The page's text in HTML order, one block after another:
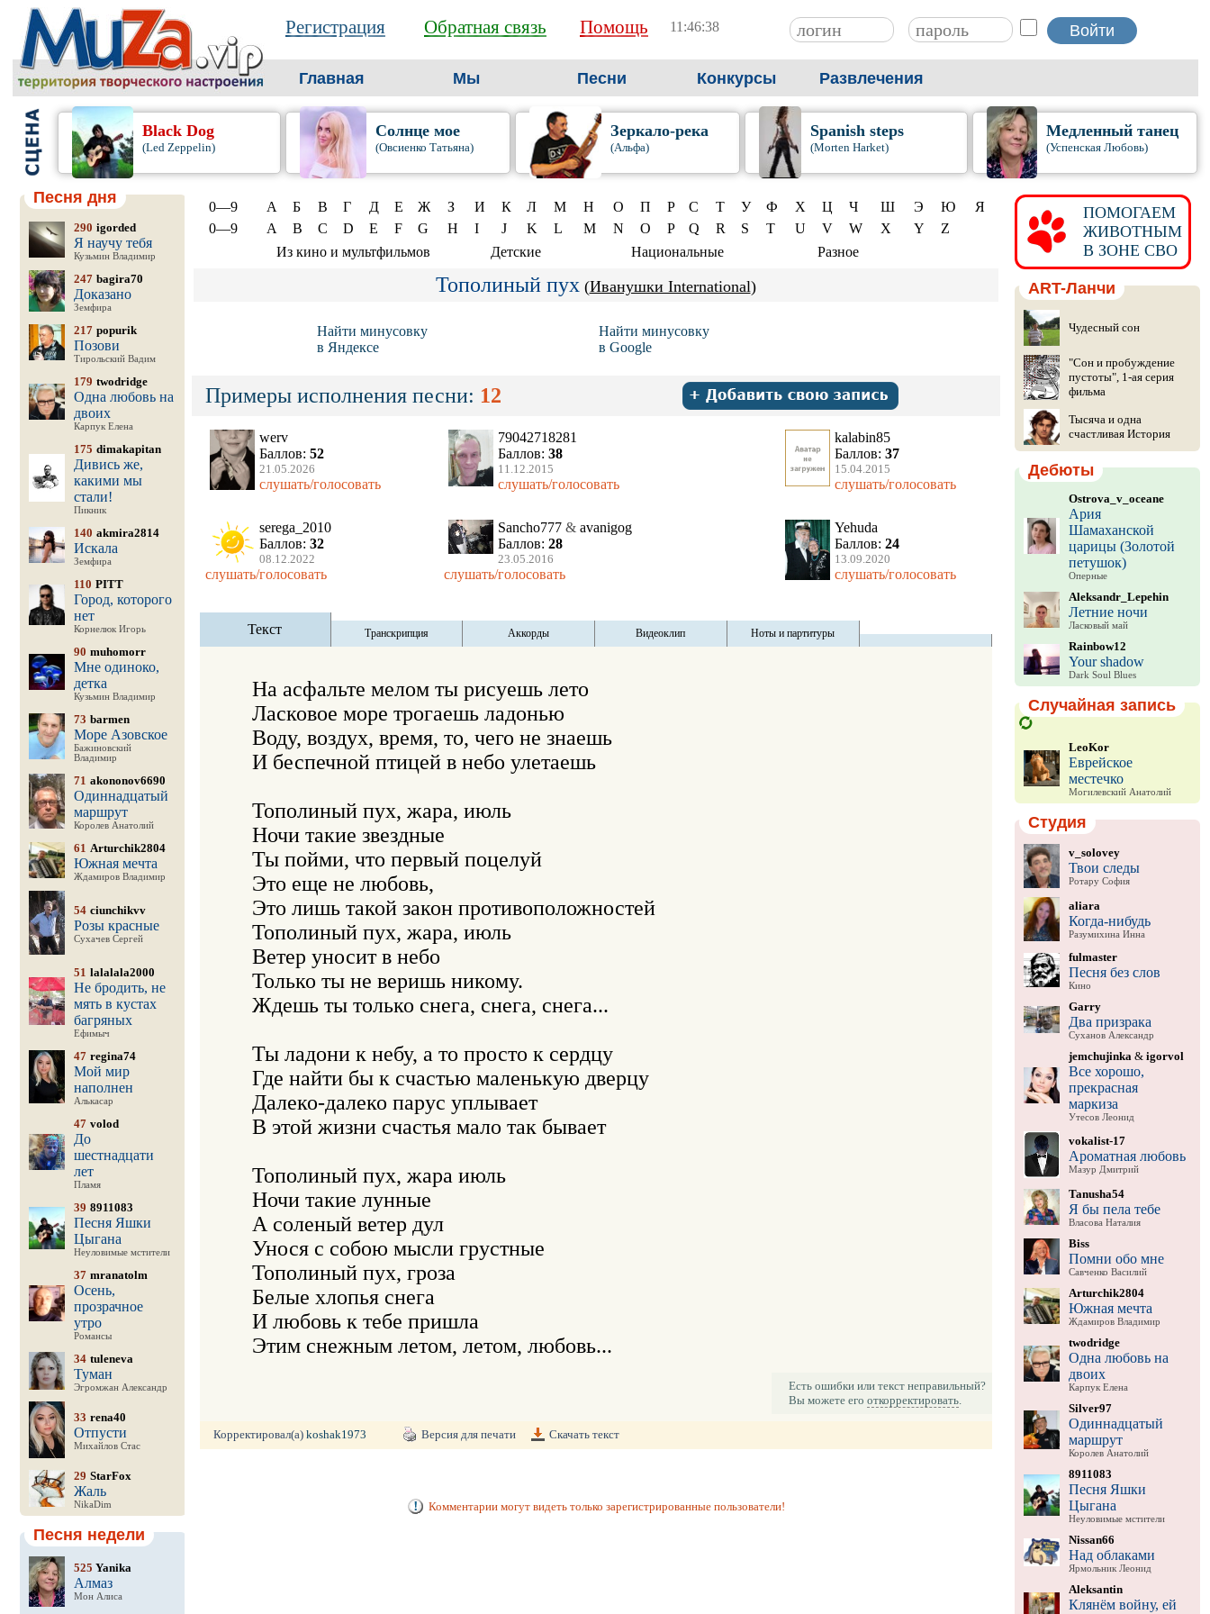
Регистрация Обратная связь Помощь 11:46:39
Главная Мы Песни Конкурсы Развлечения
Black Dog
(Led Zeppelin)
Солнце мое
(Овсиенко Татьяна)
Зеркало-река
(Альфа)
Spanish steps
(Morten Harket)
Медленный танец
(Успенская Любовь)
Песня дня
290 igorded
Я научу тебя
Кузьмин Владимир
247 bagira70
Доказано
Земфира
217 popurik
Позови
Тирольский Вадим
179 twodridge
Одна любовь на
двоих
Карпук Елена
175 dimakapitan
Дивись же,
какими мы
стали!
Пикник
140 akmira2814
Искала
Земфира
110 PITT
Город, которого
нет
Корнелюк Игорь
90 muhomorr
Мне одиноко,
детка
Кузьмин Владимир
73 barmen
Море Азовское
Бажиновский
Владимир
71 akononov6690
Одиннадцатый
маршрут
Королев Анатолий
61 Arturchik2804
Южная мечта
Ждамиров Владимир
54 ciunchikvv
Розы красные
Сухачев Сергей
51 lalalala2000
Не бродить, не
мять в кустах
багряных
Ефимыч
47 regina74
Мой мир
наполнен
Алькасар
47 volod
До
шестнадцати
лет
Пламя
39 8911083
Песня Яшки
Цыгана
Неуловимые мстители
37 mranatolm
Осень,
прозрачное
утро
Романсы
34 tuleneva
Туман
Эгромжан Александр
33 rena40
Отпусти
Михайлов Стас
29 StarFox
Жаль
NikaDim
Песня недели
525 Yanika
Алмаз
Мон Алиса
0—9 А Б В Г Д Е Ж З И К Л М Н О П Р С Т У Ф Х Ц Ч Ш Э Ю
Я
0—9
A B C D E F G H I J K L M N O P Q R S T U V W X Y
Z
Из кино и мультфильмов
Детские Национальные Разное
Тополиный пух(Иванушки International)
Найти минусовку
в Яндексе
Найти минусовку
в Google
Примеры исполнения песни: 12
werv
Баллов: 52
21.05.2026
слушать/голосовать
79042718281
Баллов: 38
11.12.2015
слушать/голосовать
kalabin85
Баллов: 37
15.04.2015
слушать/голосовать
serega_2010
Баллов: 32
08.12.2022
слушать/голосовать
Sancho777 &avanigog
Баллов: 28
23.05.2016
слушать/голосовать
Yehuda
Баллов: 24
13.09.2020
слушать/голосовать
Текст Транскрипция Аккорды Видеоклип Ноты и партитуры
   На асфальте мелом ты рисуешь лето
   Ласковое море трогаешь ладонью
   Воду, воздух, время, то, чего не знаешь
   И беспечной птицей в небо улетаешь
   Тополиный пух, жара, июль
   Ночи такие звездные
   Ты пойми, что первый поцелуй
   Это еще не любовь,
   Это лишь такой закон противоположностей
   Тополиный пух, жара, июль
   Ветер уносит в небо
   Только ты не веришь никому.
   Ждешь ты только снега, снега, снега...
   Ты ладони к небу, а то просто к сердцу
   Где найти бы к счастью маленькую дверцу
   Далеко-далеко парус уплывает
   В этой жизни счастья мало так бывает
   Тополиный пух, жара июль
   Ночи такие лунные
   А соленый ветер дул
   Унося с собою мысли грустные
   Тополиный пух, гроза
   Белые хлопья снега
   И любовь к тебе пришла
Есть ошибки или текст неправильный?
Вы можете его откорректировать.
Корректировал(а) koshak1973 Версия для печати Скачать текст
Комментарии могут видеть только зарегистрированные пользователи!
ПОМОГАЕМ
ЖИВОТНЫМ
В ЗОНЕ СВО
ART-Ланчи
Чудесный сон
"Сон и пробуждение
пустоты", 1-ая серия
фильма
Тысяча и одна
счастливая История
Дебюты
Ostrova_v_oceane
Ария
Шамаханской
царицы (Золотой
петушок)
Оперные
Aleksandr_Lepehin
Летние ночи
Ласковый май
Rainbow12
Your shadow
Dark Soul Blues
Случайная запись
LeoKor
Еврейское
местечко
Могилевский Анатолий
Студия
v_solovey
Твои следы
Ротару София
aliara
Когда-нибудь
Разумихина Инна
fulmaster
Песня без слов
Кино
Garry
Два призрака
Суханов Александр
jemchujinka & igorvol
Все хорошо,
прекрасная
маркиза
Утесов Леонид
vokalist-17
Ароматная любовь
Мазур Дмитрий
Tanusha54
Я бы пела тебе
Власова Наталия
Biss
Помни обо мне
Савченко Василий
Arturchik2804
Южная мечта
Ждамиров Владимир
twodridge
Одна любовь на
двоих
Карпук Елена
Silver97
Одиннадцатый
маршрут
Королев Анатолий
8911083
Песня Яшки
Цыгана
Неуловимые мстители
Nissan66
Над облаками
Ярмольник Леонид
Aleksantin
Клянём войну, ей